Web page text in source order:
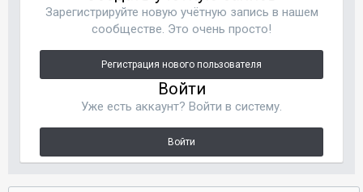
Зарегистрируйте новую учётную запись в нашем
сообществе. Это очень просто!
Регистрация нового пользователя
Войти
Уже есть аккаунт? Войти в систему.
Войти